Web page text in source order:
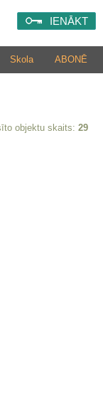
IENĀKT
ABONĒ
Skola
objektu skaits: 29